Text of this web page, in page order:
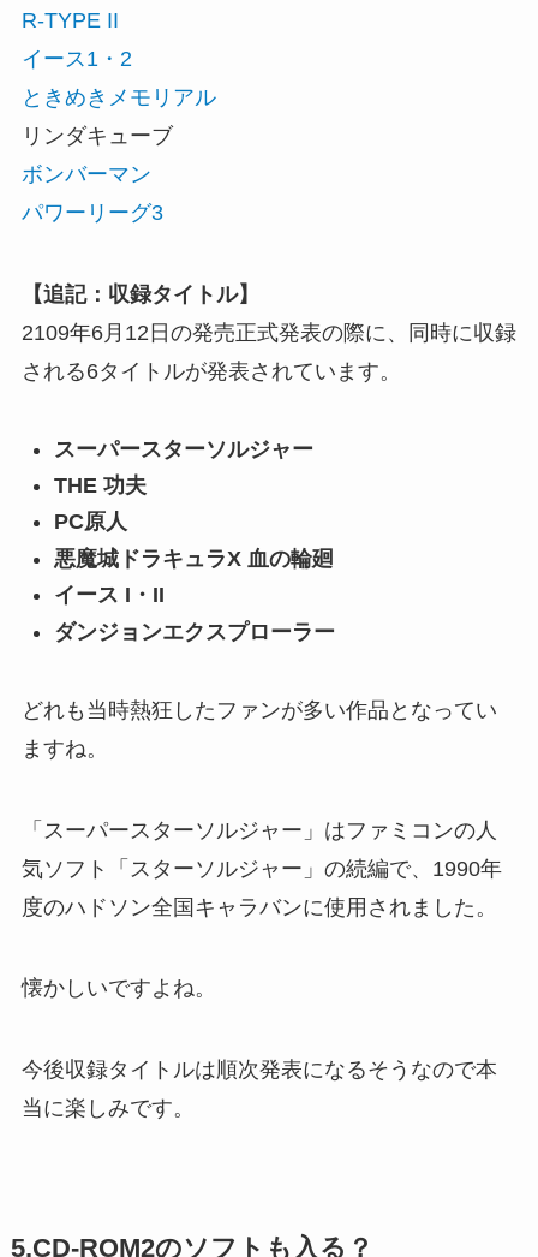
R-TYPE II
イース1・2
ときめきメモリアル
リンダキューブ
ボンバーマン
パワーリーグ3
【追記：収録タイトル】
2109年6月12日の発売正式発表の際に、同時に収録
される6タイトルが発表されています。
スーパースターソルジャー
THE 功夫
PC原人
悪魔城ドラキュラX 血の輪廻
イース I・II
ダンジョンエクスプローラー
どれも当時熱狂したファンが多い作品となってい
ますね。
「スーパースターソルジャー」はファミコンの人
気ソフト「スターソルジャー」の続編で、1990年
度のハドソン全国キャラバンに使用されました。
懐かしいですよね。
今後収録タイトルは順次発表になるそうなので本
当に楽しみです。
5.CD-ROM2のソフトも入る？